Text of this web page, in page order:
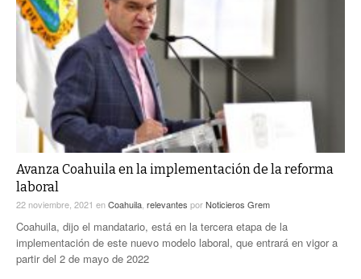
Avanza Coahuila en la implementación de la reforma
laboral
22 noviembre, 2021 enCoahuila, relevantes porNoticieros Grem
Coahuila, dijo el mandatario, está en la tercera etapa de la
implementación de este nuevo modelo laboral, que entrará en vigor a
partir del 2 de mayo de 2022